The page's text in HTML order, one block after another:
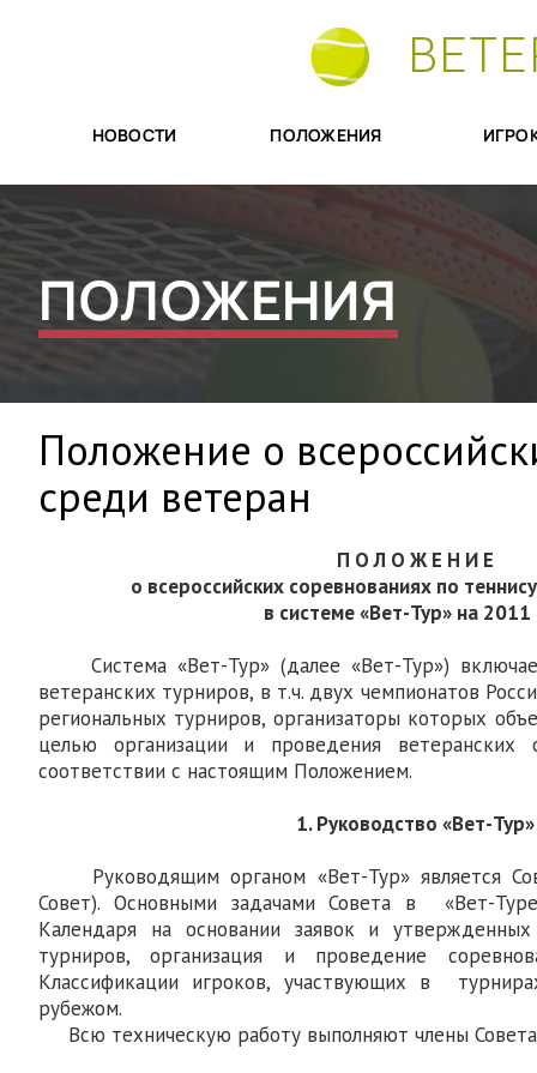
НОВОСТИ ПОЛОЖЕНИЯ
ПОЛОЖЕНИЯ
Положение о
среди ветеран
П О Л О Ж Е Н И Е
о всероссийских соревнованиях по
в системе «Вет-Тур» на 2011
Система «Вет-Тур» (далее «Вет-Тур»)
ветеранских турниров, в т.ч. двух чемпионатов
региональных турниров, организаторы которых
целью организации и проведения ветеранских
соответствии с настоящим Положением.
1. Руководство «Вет-Тур»
Руководящим органом «Вет-Тур» является
Совет). Основными задачами Совета в «Вет-
Календаря на основании заявок и утвержденных
турниров, организация и проведение
Классификации игроков, участвующих в
рубежом.
Всю техническую работу выполняют члены